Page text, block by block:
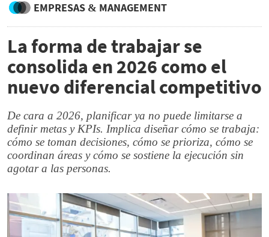
EMPRESAS & MANAGEMENT
La forma de trabajar se
consolida en 2026 como el
nuevo diferencial competitivo
De cara a 2026, planificar ya no puede limitarse a
definir metas y KPIs. Implica diseñar cómo se trabaja:
cómo se toman decisiones, cómo se prioriza, cómo se
coordinan áreas y cómo se sostiene la ejecución sin
agotar a las personas.